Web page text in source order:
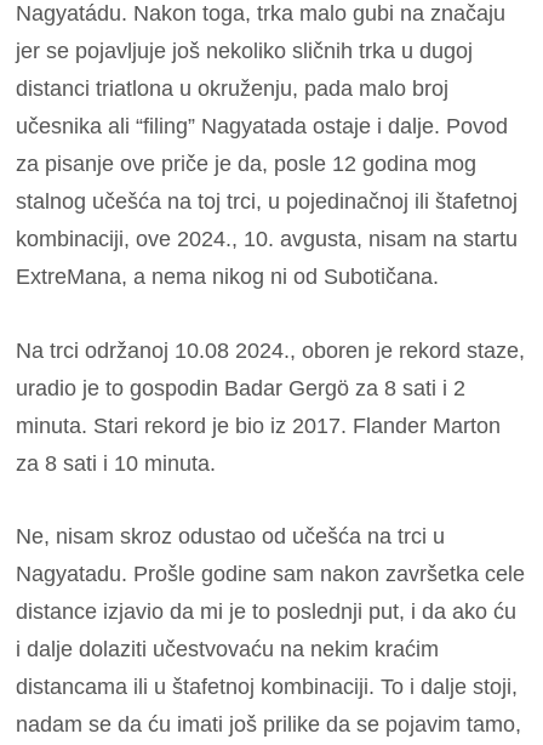
Nagyatádu. Nakon toga, trka malo gubi na značaju
jer se pojavljuje još nekoliko sličnih trka u dugoj
distanci triatlona u okruženju, pada malo broj
učesnika ali “filing” Nagyatada ostaje i dalje. Povod
za pisanje ove priče je da, posle 12 godina mog
stalnog učešća na toj trci, u pojedinačnoj ili štafetnoj
kombinaciji, ove 2024., 10. avgusta, nisam na startu
ExtreMana, a nema nikog ni od Subotičana.
Na trci održanoj 10.08 2024., oboren je rekord staze,
uradio je to gospodin Badar Gergö za 8 sati i 2
minuta. Stari rekord je bio iz 2017. Flander Marton
za 8 sati i 10 minuta.
Ne, nisam skroz odustao od učešća na trci u
Nagyatadu. Prošle godine sam nakon završetka cele
distance izjavio da mi je to poslednji put, i da ako ću
i dalje dolaziti učestvovaću na nekim kraćim
distancama ili u štafetnoj kombinaciji. To i dalje stoji,
nadam se da ću imati još prilike da se pojavim tamo,